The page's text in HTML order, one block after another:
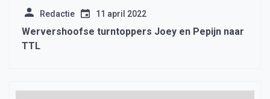
Redactie 11 april 2022
Wervershoofse turntoppers Joey en Pepijn naar
TTL